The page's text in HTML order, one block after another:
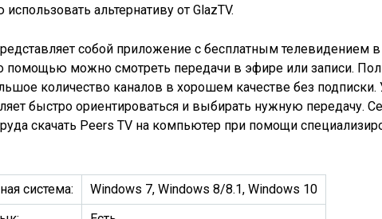
альтернативу от GlazTV.
собой приложение с бесплатным телевидением
помощью можно смотреть передачи в эфире или записи.
количество каналов в хорошем качестве без
быстро ориентироваться и выбирать нужную передачу.
скачать Peers TV на компьютер при помощи
система:
Windows 7, Windows 8/8.1, Windows 10